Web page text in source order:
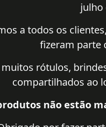
julho
a todos os
fizeram parte
muitos rótulos,
compartilhados ao
não estão